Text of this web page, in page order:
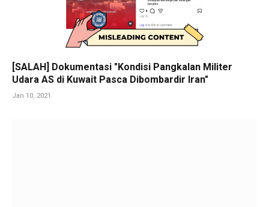
[SALAH] Dokumentasi "Kondisi Pangkalan Militer
Udara AS di Kuwait Pasca Dibombardir Iran"
Jan 10, 2021